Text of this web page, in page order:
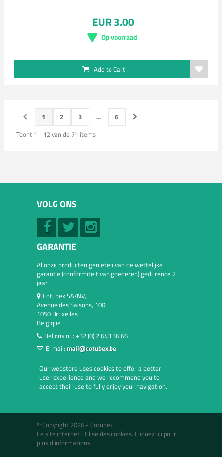
EUR 3.00
Op voorraad
Add to Cart
1 2 3 ...
6
Toont 1 - 12 van de 71 items
VOLG ONS
GARANTIE
Al onze producten genieten van de wettelijke
garantie (conformiteit van goederen) gedurende 2
jaar.
Cotubex SA/NV,
Avenue des Saisons, 100
1050 Bruxelles
Belgique
Bel ons nu: +32 (0) 2 643 36 66
E-mail: mail@cotubex.be
Our webstore uses cookies to offer a better
user experience and we recommend you to
accept their use to fully enjoy your navigation.
© Copyright 2026 - Cotubex
Ce site internet utilise des cookies. Cliquez ici pour
plus d'informations.